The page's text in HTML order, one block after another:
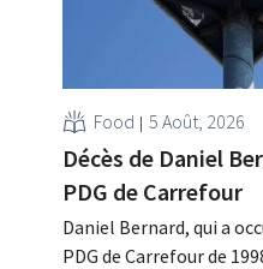
Food 5 Août, 2026
Décès de Daniel
PDG de Carrefour
Daniel Bernard, qui a
PDG de Carrefour de